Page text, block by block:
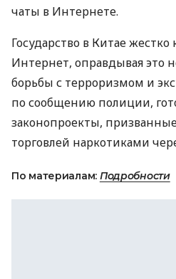
чаты в Интернете.
Государство в Китае
Интернет, оправдывая это
борьбы с терроризмом и
по сообщению полиции,
законопроекты,
торговлей наркотиками
По материалам: Подробности